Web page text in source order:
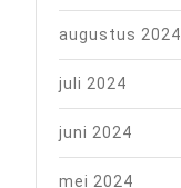
augustus 2024
juli 2024
juni 2024
mei 2024